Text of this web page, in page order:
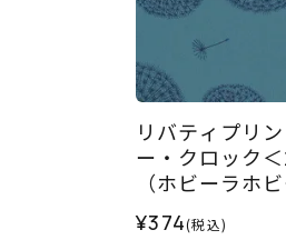
リバティプリ
ー・クロック
（ホビーラホ
¥374(税込)